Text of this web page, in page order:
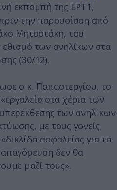
εκπομπή της ΕΡΤ1,
την παρουσίαση από
Μητσοτάκη, του
εθισμό των ανηλίκων στα
(30/12).
ο κ. Παπαστεργίου, το
στα χέρια των
των ανηλίκων
με τους γονείς
ασφαλείας για τα
δεν θα
μαζί τους».